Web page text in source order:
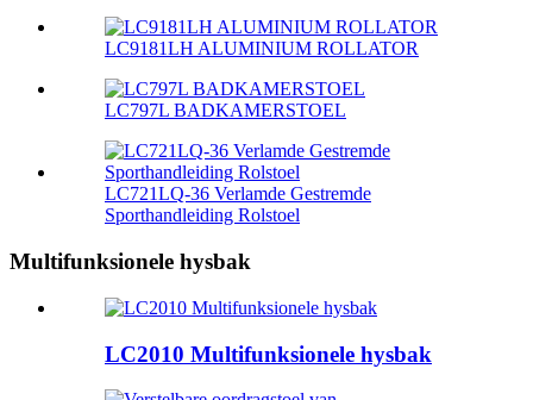
LC9181LH ALUMINIUM ROLLATOR
LC797L BADKAMERSTOEL
LC721LQ-36 Verlamde Gestremde
Sporthandleiding Rolstoel
Multifunksionele hysbak
LC2010 Multifunksionele hysbak